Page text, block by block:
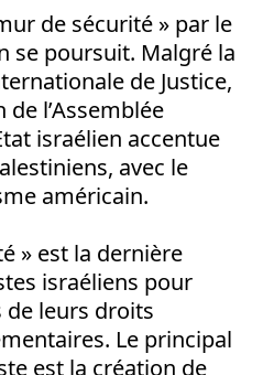
de sécurité » par le
se poursuit. Malgré la
de Justice,
l’Assemblée
israélien accentue
avec le
américain.
» est la dernière
israéliens pour
de leurs droits
Le principal
est la création de